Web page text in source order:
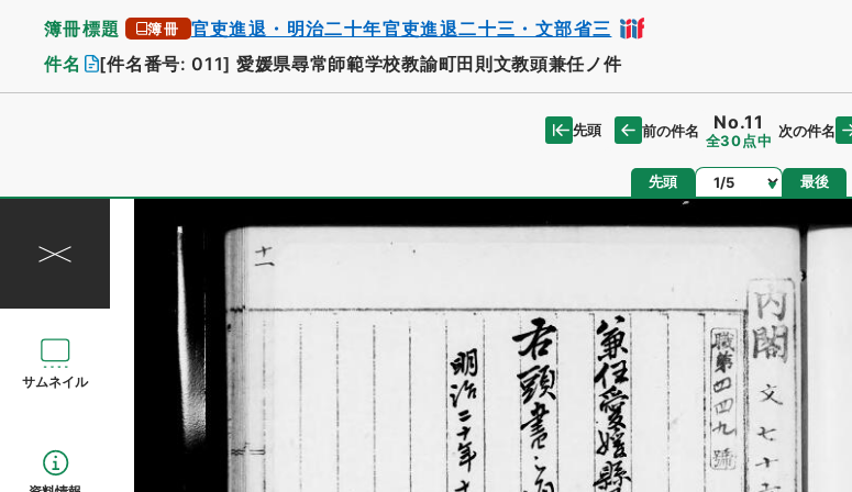
簿冊標題 簿冊 官吏進退・明治二十年官吏進退二十三・文部省三
件名 [件名番号: 011] 愛媛県尋常師範学校教諭町田則文教頭兼任ノ件
先頭 前の件名 No.11
全30点中
次の件名
先頭 ページ 最後
サムネイル